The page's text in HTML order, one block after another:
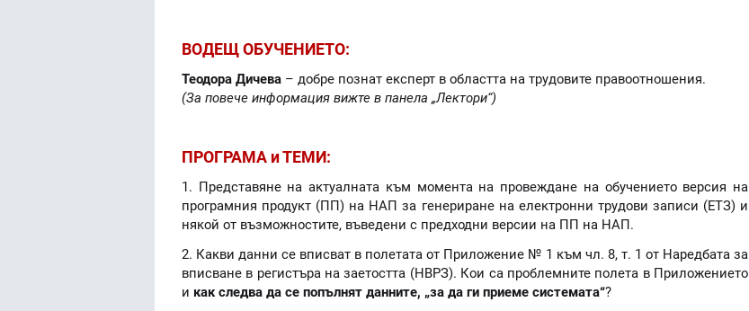
ВОДЕЩ ОБУЧЕНИЕТО:
Теодора Дичева – добре познат експерт в областта на трудовите правоотношения.
(За повече информация вижте в панела „Лектори“)
ПРОГРАМА и ТЕМИ:
1. Представяне на актуалната към момента на провеждане на обучението версия на
програмния продукт (ПП) на НАП за генериране на електронни трудови записи (ЕТЗ) и
някой от възможностите, въведени с предходни версии на ПП на НАП.
2. Какви данни се вписват в полетата от Приложение № 1 към чл. 8, т. 1 от Наредбата за
вписване в регистъра на заетостта (НВРЗ). Кои са проблемните полета в Приложението
и как следва да се попълнят данните, „за да ги приеме системата“?